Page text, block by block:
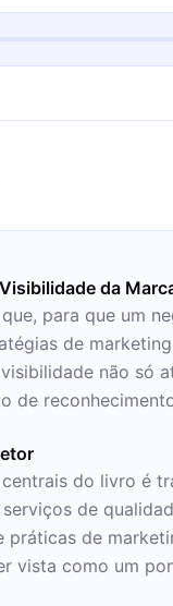
da
para que um
de
não só
de
do livro é
de
práticas de
vista como um